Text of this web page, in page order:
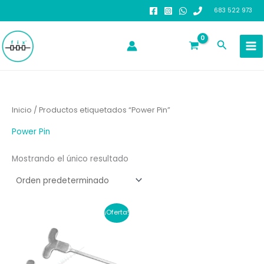
al
contenido
683 522 973
Buscar
Inicio / Productos etiquetados “Power Pin”
Power Pin
Mostrando el único resultado
¡Oferta!